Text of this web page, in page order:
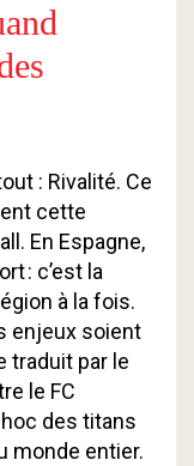
: Rivalité. Ce
cette
En Espagne,
: c’est la
à la fois.
enjeux soient
traduit par le
le FC
des titans
monde entier.